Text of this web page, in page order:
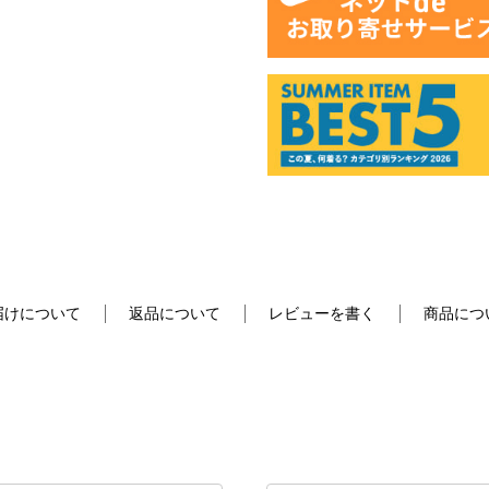
けについて 返品について レビューを書く 商品につ